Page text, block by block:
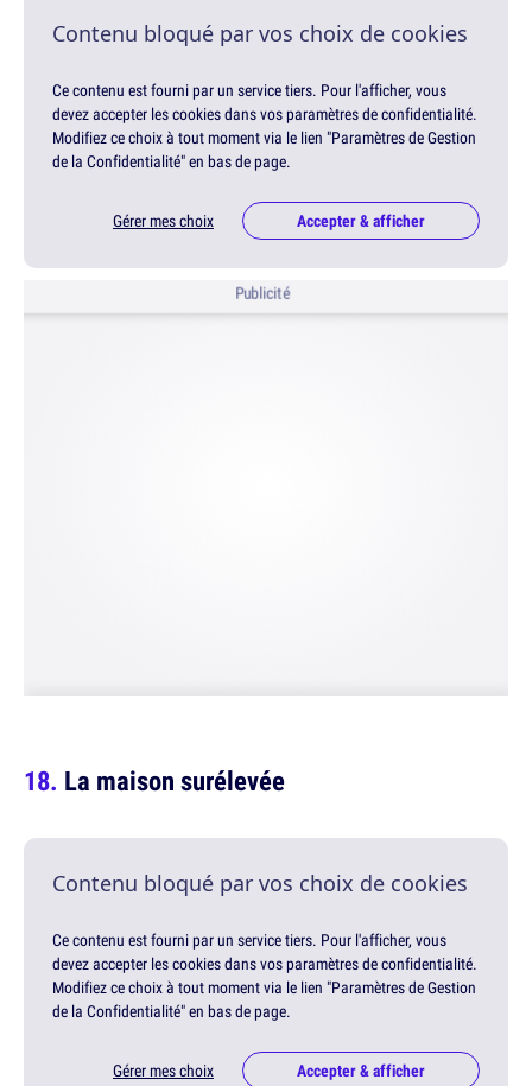
Contenu bloqué par vos choix de cookies
Ce contenu est fourni par un service tiers. Pour l'afficher, vous
devez accepter les cookies dans vos paramètres de confidentialité.
Modifiez ce choix à tout moment via le lien "Paramètres de Gestion
de la Confidentialité" en bas de page.
Gérer mes choix Accepter & afficher
Publicité
La maison surélevée
Contenu bloqué par vos choix de cookies
Ce contenu est fourni par un service tiers. Pour l'afficher, vous
devez accepter les cookies dans vos paramètres de confidentialité.
Modifiez ce choix à tout moment via le lien "Paramètres de Gestion
de la Confidentialité" en bas de page.
Gérer mes choix Accepter & afficher